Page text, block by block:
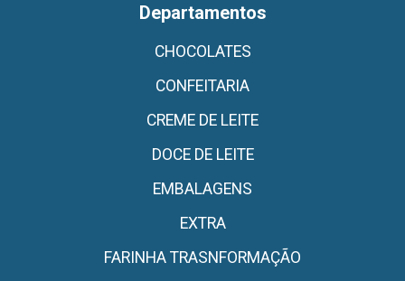
Departamentos
CHOCOLATES
CONFEITARIA
CREME DE LEITE
DOCE DE LEITE
EMBALAGENS
EXTRA
FARINHA TRASNFORMAÇÃO